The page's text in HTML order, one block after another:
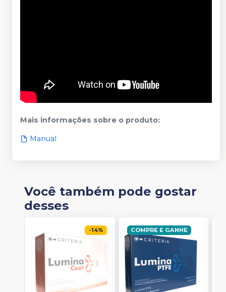
Mais informações sobre o produto:
Manual
Você também pode gostar
desses
-14% COMPRE E GANHE